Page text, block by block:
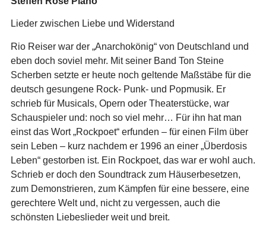
Lieder zwischen Liebe und Widerstand
Rio Reiser war der „Anarchokönig“ von Deutschland und
eben doch soviel mehr. Mit seiner Band Ton Steine
Scherben setzte er heute noch geltende Maßstäbe für die
deutsch gesungene Rock- Punk- und Popmusik. Er
schrieb für Musicals, Opern oder Theaterstücke, war
Schauspieler und: noch so viel mehr… Für ihn hat man
einst das Wort „Rockpoet“ erfunden – für einen Film über
sein Leben – kurz nachdem er 1996 an einer „Überdosis
Leben“ gestorben ist. Ein Rockpoet, das war er wohl auch.
Schrieb er doch den Soundtrack zum Häuserbesetzen,
zum Demonstrieren, zum Kämpfen für eine bessere, eine
gerechtere Welt und, nicht zu vergessen, auch die
schönsten Liebeslieder weit und breit.